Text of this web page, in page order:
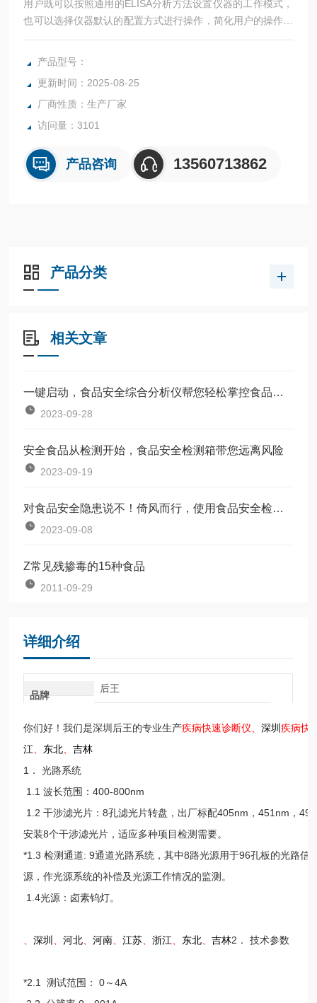
用户既可以按照通用的ELISA分析方法设置仪器的工作模式，
也可以选择仪器默认的配置方式进行操作，简化用户的操作步
骤。用户可以将当前设置保存为该项目的默认设置，在下一次
调入时不用重新设置仪器的工作方式
产品型号：
更新时间：2025-08-25
厂商性质：生产厂家
访问量：3101
产品咨询 13560713862
产品分类
相关文章
一键启动，食品安全综合分析仪帮您轻松掌控食品质量
2023-09-28
安全食品从检测开始，食品安全检测箱带您远离风险
2023-09-19
对食品安全隐患说不！倚风而行，使用食品安全检测仪
2023-09-08
Z常见残掺毒的15种食品
2011-09-29
详细介绍
品牌
后王
你们好！我们是深圳后王的专业生产疾病快速诊断仪、深圳疾病快
江
东北 、吉林
1． 光路系统
1.1 波长范围：400-800nm
1.2 干涉滤光片：8孔滤光片转盘，出厂标配405nm，451nm，
安装8个干涉滤光片，适应多种项目检测需要。
*1.3 检测通道: 9通道光路系统，其中8路光源用于96孔板的光路信
源，作光源系统的补偿及光源工作情况的监测。
1.4光源：卤素钨灯。
、深圳 、河北 、河南 、江苏 、浙江 东北 、吉林2． 技术参数
*2.1 测试范围： 0～4A